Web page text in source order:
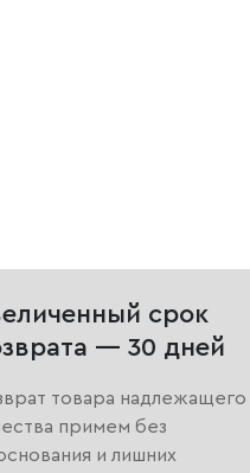
срок
— 30 дней
товара надлежащего
примем без
и лишних